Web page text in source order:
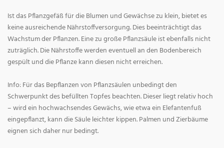
Ist das Pflanzgefäß für die Blumen und Gewächse zu klein, bietet es
keine ausreichende Nährstoffversorgung. Dies beeinträchtigt das
Wachstum der Pflanzen. Eine zu große Pflanzsäule ist ebenfalls nicht
zuträglich. Die Nährstoffe werden eventuell an den Bodenbereich
gespült und die Pflanze kann diesen nicht erreichen.
Info: Für das Bepflanzen von Pflanzsäulen unbedingt den
Schwerpunkt des befüllten Topfes beachten. Dieser liegt relativ hoch
– wird ein hochwachsendes Gewächs, wie etwa ein Elefantenfuß
eingepflanzt, kann die Säule leichter kippen. Palmen und Zierbäume
eignen sich daher nur bedingt.